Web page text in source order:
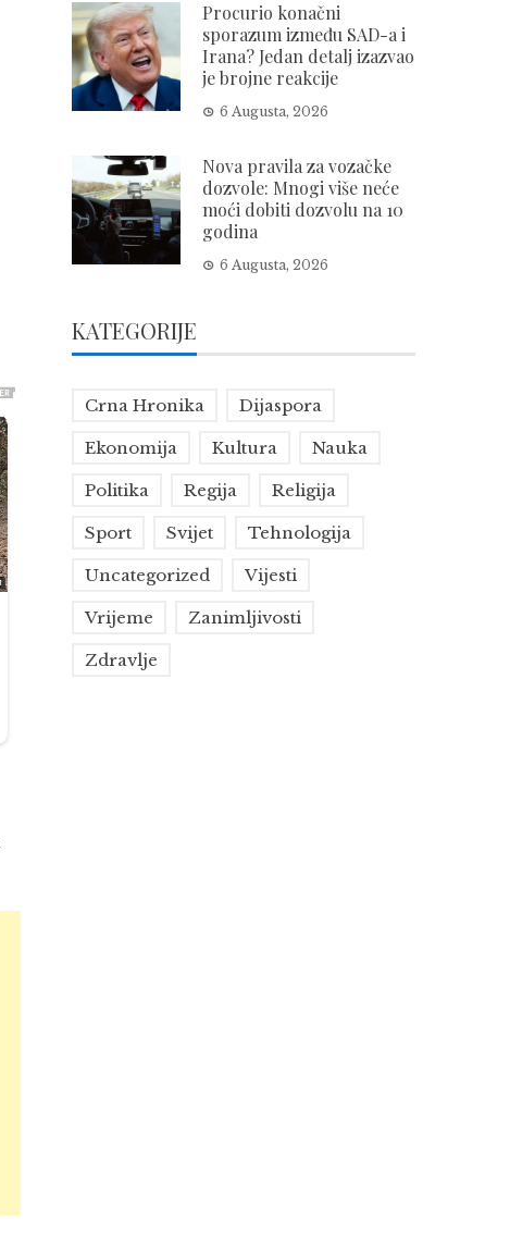
Procurio konačni
sporazum između SAD-a i
Irana? Jedan detalj izazvao
je brojne reakcije
6 Augusta, 2026
Nova pravila za vozačke
dozvole: Mnogi više neće
moći dobiti dozvolu na 10
godina
6 Augusta, 2026
KATEGORIJE
Crna Hronika Dijaspora
Ekonomija Kultura Nauka
Politika Regija Religija
Sport Svijet Tehnologija
Uncategorized Vijesti
Vrijeme Zanimljivosti
Zdravlje